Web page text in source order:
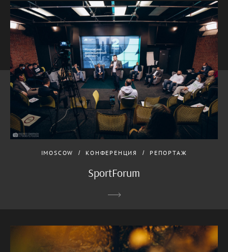
IMOSCOW КОНФЕРЕНЦИЯ РЕПОРТАЖ
SportForum